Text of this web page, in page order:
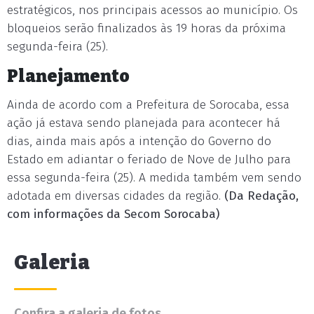
estratégicos, nos principais acessos ao município. Os
bloqueios serão finalizados às 19 horas da próxima
segunda-feira (25).
Planejamento
Ainda de acordo com a Prefeitura de Sorocaba, essa
ação já estava sendo planejada para acontecer há
dias, ainda mais após a intenção do Governo do
Estado em adiantar o feriado de Nove de Julho para
essa segunda-feira (25). A medida também vem sendo
adotada em diversas cidades da região. (Da Redação,
com informações da Secom Sorocaba)
Galeria